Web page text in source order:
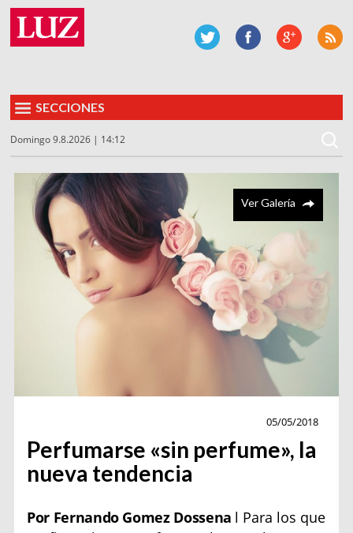
SECCIONES
Domingo 9.8.2026 | 14:12
Ver Galería
05/05/2018
Perfumarse «sin perfume», la
nueva tendencia
Por Fernando Gomez Dossena l Para los que